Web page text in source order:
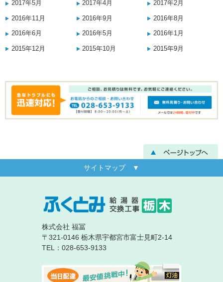
2017年5月 2017年4月 2017年2月
2016年11月 2016年9月 2016年8月
2016年6月 2016年5月 2016年1月
2015年12月 2015年10月 2015年9月
サイトマップ ▼
株式会社 福冨
〒321-0146 栃木県宇都宮市富士見町2-14
TEL：028-653-9133